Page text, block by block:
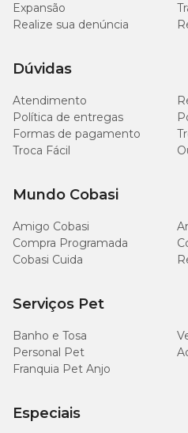
Expansão
Realize sua denúncia
Dúvidas
Atendimento
Política de entregas
Formas de pagamento
Troca Fácil
Mundo Cobasi
Amigo Cobasi
Compra Programada
Cobasi Cuida
Serviços Pet
Banho e Tosa
Personal Pet
Franquia Pet Anjo
Especiais